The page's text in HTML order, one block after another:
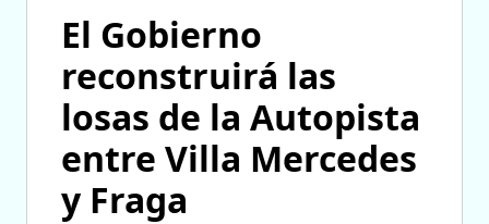
El Gobierno
reconstruirá las
losas de la Autopista
entre Villa Mercedes
y Fraga